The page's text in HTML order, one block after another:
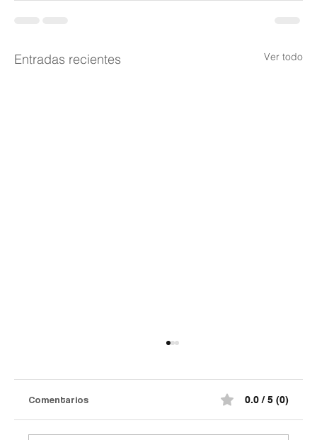
Entradas recientes Ver todo
terr0r1st@ de la madrugada
¡Impactante! Así quedó el comando de la
Comentarios 0.0 / 5 (0)